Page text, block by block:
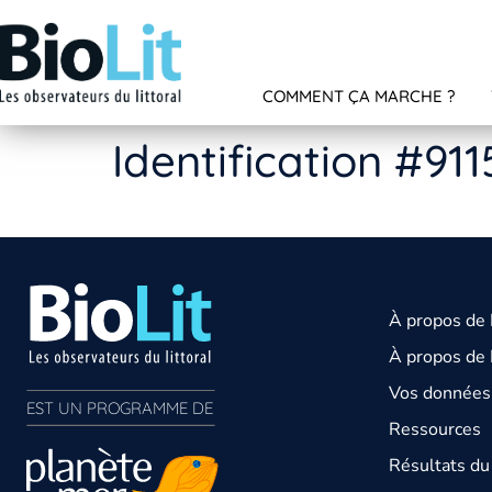
COMMENT ÇA MARCHE ?
Identification
EST UN PROGRAMME DE
À propos de
À propos de
Vos
Ressources
Résultats